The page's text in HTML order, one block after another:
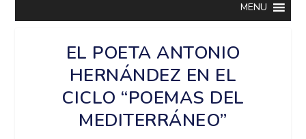
MENU
EL POETA ANTONIO
HERNÁNDEZ EN EL
CICLO “POEMAS DEL
MEDITERRÁNEO”